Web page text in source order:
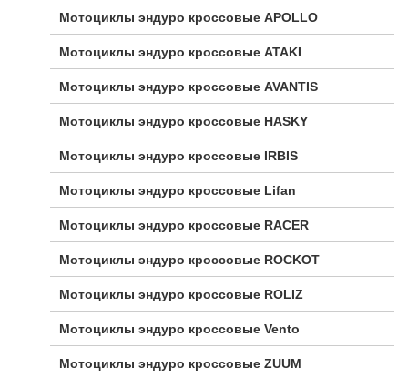
Мотоциклы эндуро кроссовые APOLLO
Мотоциклы эндуро кроссовые ATAKI
Мотоциклы эндуро кроссовые AVANTIS
Мотоциклы эндуро кроссовые HASKY
Мотоциклы эндуро кроссовые IRBIS
Мотоциклы эндуро кроссовые Lifan
Мотоциклы эндуро кроссовые RACER
Мотоциклы эндуро кроссовые ROCKOT
Мотоциклы эндуро кроссовые ROLIZ
Мотоциклы эндуро кроссовые Vento
Мотоциклы эндуро кроссовые ZUUM